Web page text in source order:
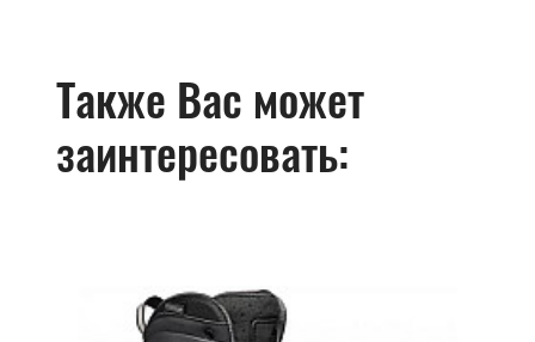
Также Вас может
заинтересовать: